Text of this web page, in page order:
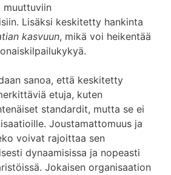
muuttuviin
Lisäksi keskitetty hankinta
kasvuun, mikä voi heikentää
sanoa, että keskitetty
etuja, kuten
standardit, mutta se ei
Joustamattomuus ja
voivat rajoittaa sen
dynaamisissa ja nopeasti
Jokaisen organisaation